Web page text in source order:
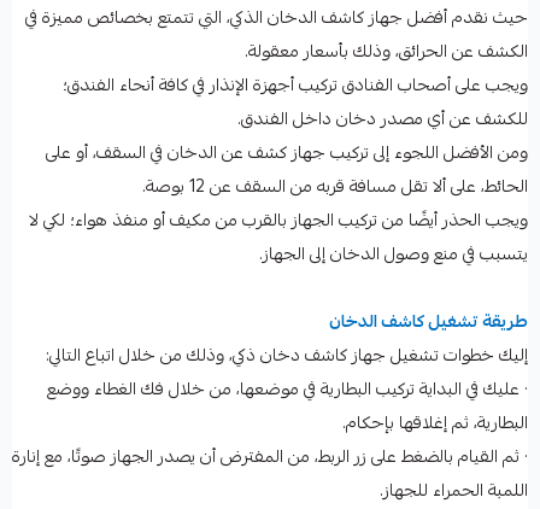
حيث نقدم أفضل جهاز كاشف الدخان الذكي، التي تتمتع بخصائص مميزة في
الكشف عن الحرائق، وذلك بأسعار معقولة.
ويجب على أصحاب الفنادق تركيب أجهزة الإنذار في كافة أنحاء الفندق؛
للكشف عن أي مصدر دخان داخل الفندق.
ومن الأفضل اللجوء إلى تركيب جهاز كشف عن الدخان في السقف، أو على
الحائط، على ألا تقل مسافة قربه من السقف عن 12 بوصة.
ويجب الحذر أيضًا من تركيب الجهاز بالقرب من مكيف أو منفذ هواء؛ لكي لا
يتسبب في منع وصول الدخان إلى الجهاز.
طريقة تشغيل كاشف الدخان
إليك خطوات تشغيل جهاز كاشف دخان ذكي، وذلك من خلال اتباع التالي:
· عليك في البداية تركيب البطارية في موضعها، من خلال فك الغطاء ووضع
البطارية، ثم إغلاقها بإحكام.
· ثم القيام بالضغط على زر الربط، من المفترض أن يصدر الجهاز صوتًا، مع إنارة
اللمبة الحمراء للجهاز.